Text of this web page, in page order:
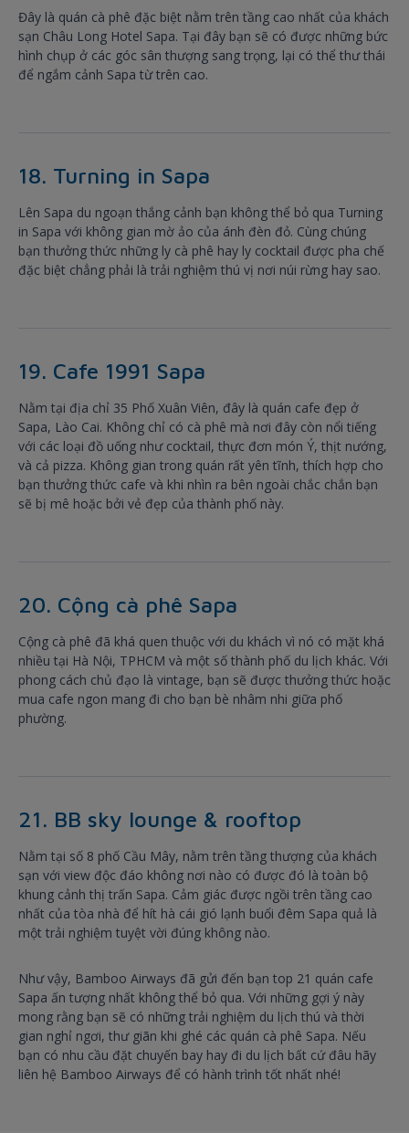
Đây là quán cà phê đặc biệt nằm trên tầng cao nhất của khách
sạn Châu Long Hotel Sapa. Tại đây bạn sẽ có được những bức
hình chụp ở các góc sân thượng sang trọng, lại có thể thư thái
để ngắm cảnh Sapa từ trên cao.
18. Turning in Sapa
Lên Sapa du ngoạn thắng cảnh bạn không thể bỏ qua Turning
in Sapa với không gian mờ ảo của ánh đèn đỏ. Cùng chúng
bạn thưởng thức những ly cà phê hay ly cocktail được pha chế
đặc biệt chẳng phải là trải nghiệm thú vị nơi núi rừng hay sao.
19. Cafe 1991 Sapa
Nằm tại địa chỉ 35 Phố Xuân Viên, đây là quán cafe đẹp ở
Sapa, Lào Cai. Không chỉ có cà phê mà nơi đây còn nổi tiếng
với các loại đồ uống như cocktail, thực đơn món Ý, thịt nướng,
và cả pizza. Không gian trong quán rất yên tĩnh, thích hợp cho
bạn thưởng thức cafe và khi nhìn ra bên ngoài chắc chắn bạn
sẽ bị mê hoặc bởi vẻ đẹp của thành phố này.
20. Cộng cà phê Sapa
Cộng cà phê đã khá quen thuộc với du khách vì nó có mặt khá
nhiều tại Hà Nội, TPHCM và một số thành phố du lịch khác. Với
phong cách chủ đạo là vintage, bạn sẽ được thưởng thức hoặc
mua cafe ngon mang đi cho bạn bè nhâm nhi giữa phố
phường.
21. BB sky lounge & rooftop
Nằm tại số 8 phố Cầu Mây, nằm trên tầng thượng của khách
sạn với view độc đáo không nơi nào có được đó là toàn bộ
khung cảnh thị trấn Sapa. Cảm giác được ngồi trên tầng cao
nhất của tòa nhà để hít hà cái gió lạnh buổi đêm Sapa quả là
một trải nghiệm tuyệt vời đúng không nào.
Như vậy, Bamboo Airways đã gửi đến bạn top 21 quán cafe
Sapa ấn tượng nhất không thể bỏ qua. Với những gợi ý này
mong rằng bạn sẽ có những trải nghiệm du lịch thú và thời
gian nghỉ ngơi, thư giãn khi ghé các quán cà phê Sapa. Nếu
bạn có nhu cầu đặt chuyến bay hay đi du lịch bất cứ đâu hãy
liên hệ Bamboo Airways để có hành trình tốt nhất nhé!